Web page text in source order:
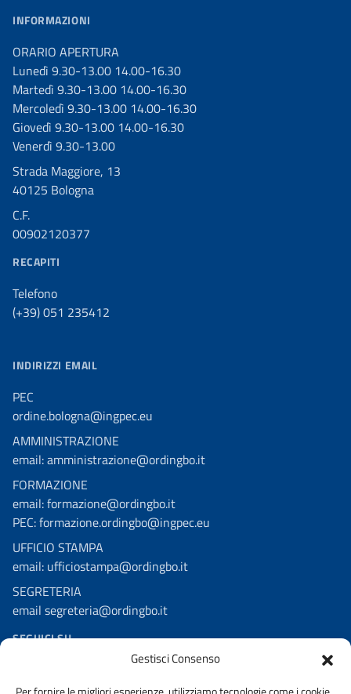
Gestisci Consenso
INFORMAZIONI
ORARIO APERTURA
Lunedì 9.30-13.00 14.00-16.30
Martedì 9.30-13.00 14.00-16.30
Mercoledì 9.30-13.00 14.00-16.30
Giovedì 9.30-13.00 14.00-16.30
Venerdì 9.30-13.00
Strada Maggiore, 13
40125 Bologna
C.F.
00902120377
RECAPITI
Telefono
(+39) 051 235412
INDIRIZZI EMAIL
PEC
ordine.bologna@ingpec.eu
AMMINISTRAZIONE
email: amministrazione@ordingbo.it
FORMAZIONE
email: formazione@ordingbo.it
PEC: formazione.ordingbo@ingpec.eu
UFFICIO STAMPA
email: ufficiostampa@ordingbo.it
SEGRETERIA
email segreteria@ordingbo.it
SEGUICI SU